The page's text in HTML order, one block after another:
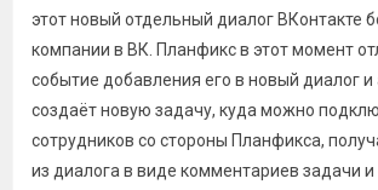
этот новый отдельный диалог ВКонтакте
компании в ВК. Планфикс в этот момент
событие добавления его в новый диалог и
создаёт новую задачу, куда можно
сотрудников со стороны Планфикса,
из диалога в виде комментариев задачи и